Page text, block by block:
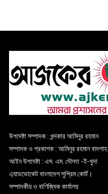
উপদেষ্টা সম্পাদক : খন্দকার আমিনুর রহমান
সম্পাদক ও প্রকাশক : আমিনুর রহমান বাদশাহ
আইন উপদেষ্টা : এস. এম. দৌলত -ই-খুদা
এ্যাডভোকেট বাংলাদেশ সুপ্রিম কোর্ট।
সম্পাদকীয় ও বাণিজ্যিক কার্যালয়